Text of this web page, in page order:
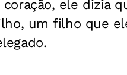
ele dizia
um filho que